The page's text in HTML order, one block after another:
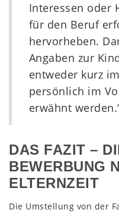
Interessen oder
für den Beruf
hervorheben.
Angaben zur
entweder kurz
persönlich im
erwähnt
DAS FAZIT –
BEWERBUNG
ELTERNZEIT
Die Umstellung von der